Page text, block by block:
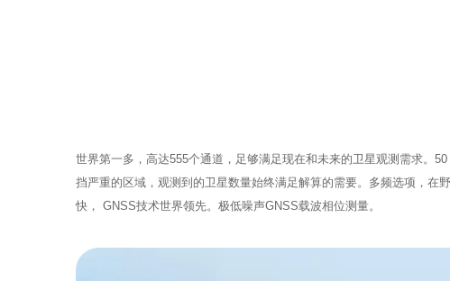
世界第一多，高达555个通道，足够满足现在和未来的卫星观测需求。
挡严重的区域，观测到的卫星数量始终满足解算的需要。多频选项，
快， GNSS技术世界领先。极低噪声GNSS载波相位测量。